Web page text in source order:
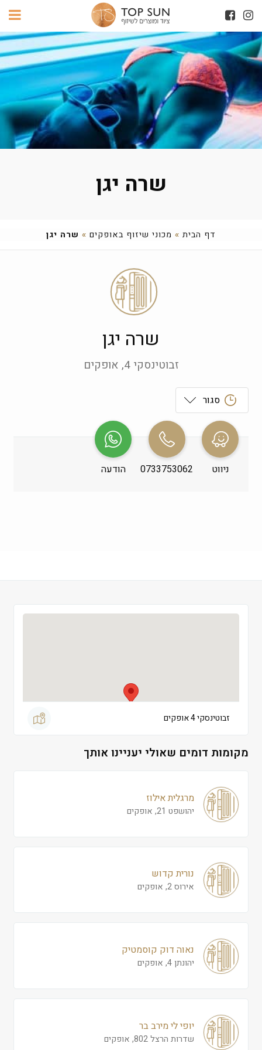
שרה יגן
דף הבית » מכוני שיזוף באופקים » שרה יגן
שרה יגן
זבוטינסקי 4, אופקים
סגור
ראשון
שני
09:00-21:00
שלישי
ניווט 0733753062 הודעה
זבוטינסקי 4 אופקים
מקומות דומים שאולי יעניינו אותך
מרגלית אילוז
יהושפט 21, אופקים
נורית קדוש
אירוס 2, אופקים
נאוה דוק קוסמטיק
יהונתן 4, אופקים
יופי לי מירב בר
שדרות הרצל 802, אופקים